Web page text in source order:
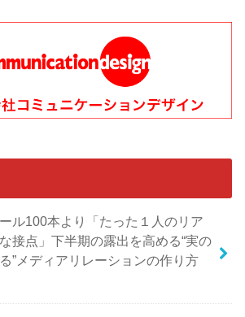
ル100本より「たった１人のリア
接点」下半期の露出を高める“実の
”メディアリレーションの作り方